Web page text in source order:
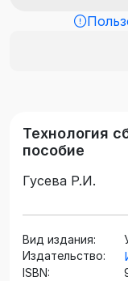
Технология
пособие
Гусева Р.И.
Вид издания:
Издательство:
ISBN: